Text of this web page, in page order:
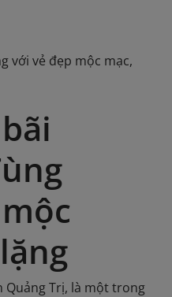
với vẻ đẹp mộc mạc,
Quảng Trị, là một trong